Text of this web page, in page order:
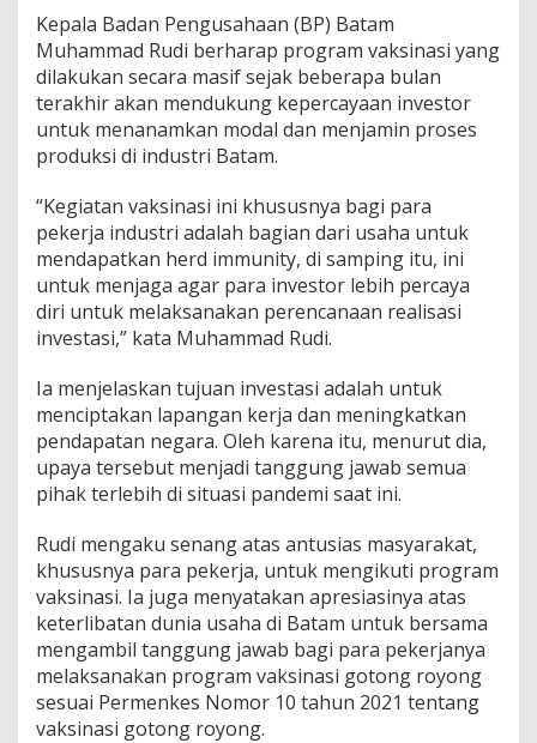
n
g
J
a
l
a
n
y
a
I
n
d
u
s
i
d
a
n
n
e
s
t
a
s
i
Kepala Badan Pengusahaan (BP) Batam
Muhammad Rudi berharap program vaksinasi yang
dilakukan secara masif sejak beberapa bulan
terakhir akan mendukung kepercayaan investor
untuk menanamkan modal dan menjamin proses
produksi di industri Batam.
“Kegiatan vaksinasi ini khususnya bagi para
pekerja industri adalah bagian dari usaha untuk
mendapatkan herd immunity, di samping itu, ini
untuk menjaga agar para investor lebih percaya
diri untuk melaksanakan perencanaan realisasi
investasi,” kata Muhammad Rudi.
Ia menjelaskan tujuan investasi adalah untuk
menciptakan lapangan kerja dan meningkatkan
pendapatan negara. Oleh karena itu, menurut dia,
upaya tersebut menjadi tanggung jawab semua
pihak terlebih di situasi pandemi saat ini.
Rudi mengaku senang atas antusias masyarakat,
khususnya para pekerja, untuk mengikuti program
vaksinasi. Ia juga menyatakan apresiasinya atas
keterlibatan dunia usaha di Batam untuk bersama
mengambil tanggung jawab bagi para pekerjanya
melaksanakan program vaksinasi gotong royong
sesuai Permenkes Nomor 10 tahun 2021 tentang
vaksinasi gotong royong.